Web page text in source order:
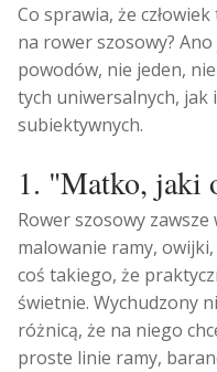
Co sprawia, że
na rower szosowy?
powodów, nie jeden,
tych uniwersalnych, jak
subiektywnych.
1. "Matko, jaki
Rower szosowy
malowanie ramy,
coś takiego, że
świetnie. Wychudzony
różnicą, że na niego
proste linie ramy,